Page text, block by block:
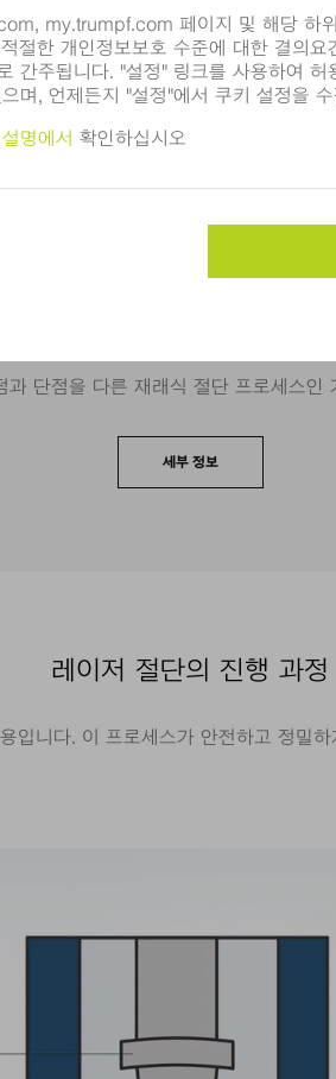
기
한 분야에 적용이 가능한 기계와 시스
단점을 다른 재래식 절단 프로세스
세부 정보
레이저 절단의 진행 과정
입니다. 이 프로세스가 안전하고 정밀